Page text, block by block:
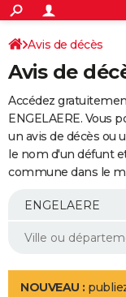
ACTUALITÉS
Politique
Société
Faits Divers
Education
Monde
Villes
+
SPORT
Coupe du monde
Football
Tennis
Cyclisme
Rugby
Forum
Programme TV
TNT
Streaming
Cinéma
Sorties cinéma
Musique
+
FINANCE
Impôts
Immobilier
Risques naturels par
Banque
Assurance
Crédit
AUTO
Essais
Réserver un essai
Citadines
Berlines
SUV
Forum auto
+
Mobiles
Meilleur smartphone
Internet
Ordinateurs
Jeux vidéo
Guide high-tech
Aménagement intérieur
LIFESTYLE
Avis de décès
Avis de
Accédez
ENGELAERE. Vous
un avis de décès ou
le nom d'un défunt
commune dans le
NOUVEAU :